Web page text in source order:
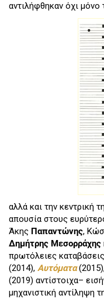
αντιλήφθηκαν όχι μόνο
αλλά και την κεντρική
απουσία στους
Άκης Παπαντώνης,
Δημήτρης Μεσορράχης
πρωτόλειες
(2014), Αυτόματα
(2019) αντίστοιχα–
μηχανιστική αντίληψη